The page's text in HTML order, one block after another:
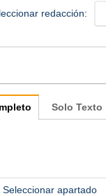
redacción:
Solo Texto
Seleccionar apartado